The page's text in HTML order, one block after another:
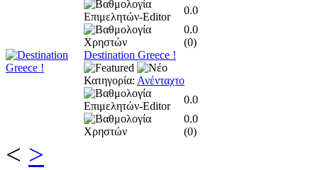
0.0
0.0
(0)
Destination Greece !
Κατηγορία: Ανένταχτο
0.0
0.0
(0)
< >